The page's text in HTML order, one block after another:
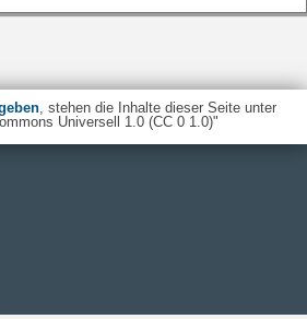
, stehen die Inhalte dieser Seite unter